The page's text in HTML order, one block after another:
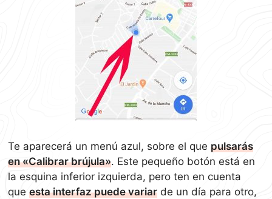
Te aparecerá un menú azul, sobre el quepulsarás
en «Calibrar brújula». Este pequeño botón está en
la esquina inferior izquierda, pero ten en cuenta
queesta interfaz puede variar de un día para otro,